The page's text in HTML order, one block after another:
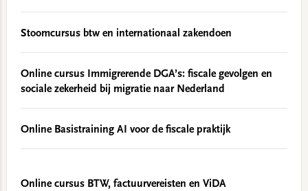
Stoomcursus btw en internationaal zakendoen
Online cursus Immigrerende DGA’s: fiscale gevolgen en
sociale zekerheid bij migratie naar Nederland
Online Basistraining AI voor de fiscale praktijk
Online cursus BTW, factuurvereisten en ViDA